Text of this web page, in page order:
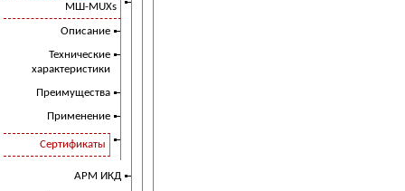
МШ-MUXs
Описание
Технические
характеристики
Преимущества
Применение
Сертификаты
АРМ ИКД